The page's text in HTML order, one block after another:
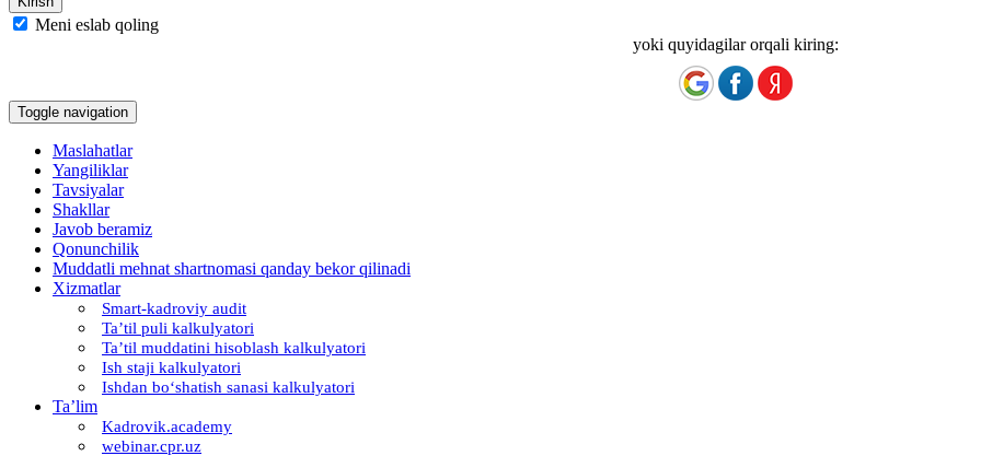
Meni eslab qoling
yoki quyidagilar orqali kiring:
Toggle navigation
Maslahatlar
Yangiliklar
Tavsiyalar
Shakllar
Javob beramiz
Qonunchilik
Muddatli mehnat shartnomasi qanday bekor qilinadi
Xizmatlar
Smart-kadroviy audit
Ta’til puli kalkulyatori
Ta’til muddatini hisoblash kalkulyatori
Ish staji kalkulyatori
Ishdan boʻshatish sanasi kalkulyatori
Ta’lim
Kadrovik.academy
webinar.cpr.uz